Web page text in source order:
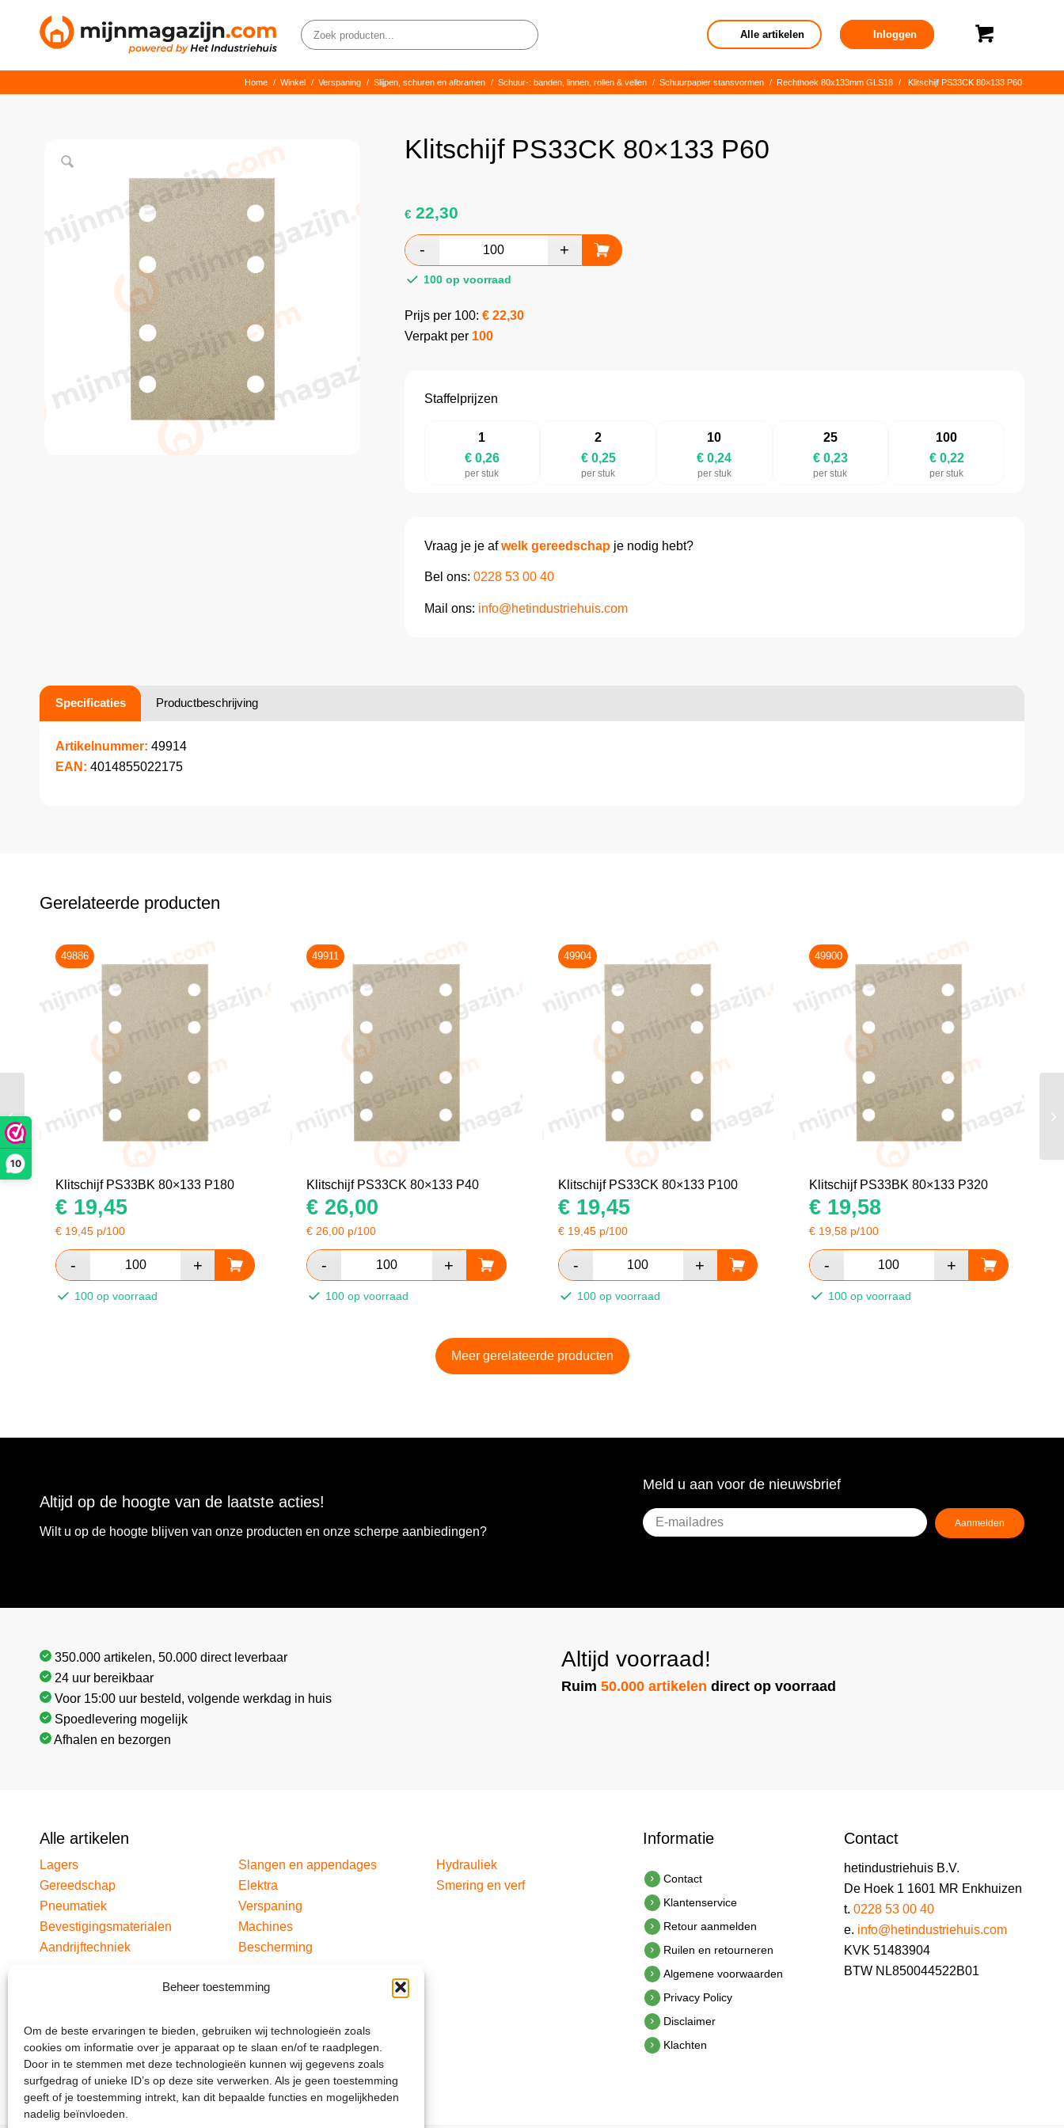
10
Beheer toestemming
Om de beste ervaringen te bieden, gebruiken wij technologieën zoals
cookies om informatie over je apparaat op te slaan en/of te raadplegen.
Door in te stemmen met deze technologieën kunnen wij gegevens zoals
surfgedrag of unieke ID’s op deze site verwerken. Als je geen toestemming
geeft of je toestemming intrekt, kan dit bepaalde functies en mogelijkheden
nadelig beïnvloeden.
Alle artikelen Inloggen
Home / Winkel / Verspaning / Slijpen, schuren en afbramen / Schuur-: banden, linnen, rollen & vellen / Schuurpapier stansvormen / Rechthoek 80x133mm GLS18 / Klitschijf PS33CK 80×133 P60
Klitschijf PS33CK 80×133 P60
€22,30
100 op voorraad
Prijs per 100: € 22,30
Verpakt per 100
Staffelprijzen
1
€ 0,26
per stuk
2
€ 0,25
per stuk
10
€ 0,24
per stuk
25
€ 0,23
per stuk
100
€ 0,22
per stuk
Vraag je je afwelk gereedschapje nodig hebt?
Bel ons: 0228 53 00 40
Mail ons: info@hetindustriehuis.com
Specificaties Productbeschrijving
Artikelnummer: 49914
EAN: 4014855022175
Gerelateerde producten
49886
Klitschijf PS33BK 80×133 P180
€ 19,45
€ 19,45 p/100
100 op voorraad
49911
Klitschijf PS33CK 80×133 P40
€ 26,00
€26,00 p/100
100 op voorraad
49904
Klitschijf PS33CK 80×133 P100
€19,45
€ 19,45p/100
100 op voorraad
49900
Klitschijf PS33BK 80×133 P320
€19,58
€ 19,58p/100
100 op voorraad
Meer gerelateerde producten
Altijd op de hoogte van de laatste acties!
Wilt u op de hoogte blijven van onze producten en onze scherpe aanbiedingen?
Meld u aan voor de nieuwsbrief
E-
mailadres(Vereist)
Aanmelden
350.000 artikelen, 50.000 direct leverbaar
24 uur bereikbaar
Voor 15:00 uur besteld, volgende werkdag in huis
Spoedlevering mogelijk
Afhalen en bezorgen
Altijd voorraad!
Ruim50.000 artikelen direct op voorraad
Alle artikelen
Lagers
Gereedschap
Pneumatiek
Bevestigingsmaterialen
Aandrijftechniek
Slangen en appendages
Elektra
Verspaning
Machines
Bescherming
Hydrauliek
Smering en verf
Informatie
Contact
Klantenservice
Retour aanmelden
Ruilen en retourneren
Algemene voorwaarden
Privacy Policy
Disclaimer
Klachten
Contact
hetindustriehuis B.V.
De Hoek 1 1601 MR Enkhuizen
t. 0228 53 00 40
e. info@hetindustriehuis.com
KVK 51483904
BTW NL850044522B01
Klitschijf PS33CK
93×178 P40